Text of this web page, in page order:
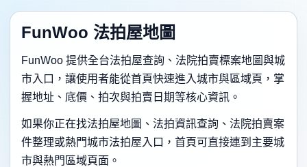
FunWoo 法拍屋地圖
FunWoo 提供全台法拍屋查詢、法院拍賣標案地圖與城
市入口，讓使用者能從首頁快速進入城市與區域頁，掌
握地址、底價、拍次與拍賣日期等核心資訊。
如果你正在找法拍屋地圖、法拍資訊查詢、法院拍賣案
件整理或熱門城市法拍屋入口，首頁可直接連到主要城
市與熱門區域頁面。